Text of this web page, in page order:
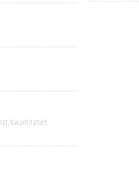
Kwantitatief